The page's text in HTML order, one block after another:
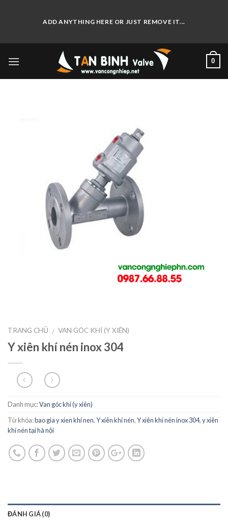
ADD ANYTHING HERE OR JUST REMOVE IT...
0
TRANG CHỦ / VAN GÓC KHÍ (Y XIÊN)
Y xiên khí nén inox 304
Danh mục:Van góc khí (y xiên)
Từ khóa:bao gia y xien khi nen,Y xiên khí nén,Y xiên khí nén inox 304,y xiên
khí nén tại hà nội
ĐÁNH GIÁ (0)